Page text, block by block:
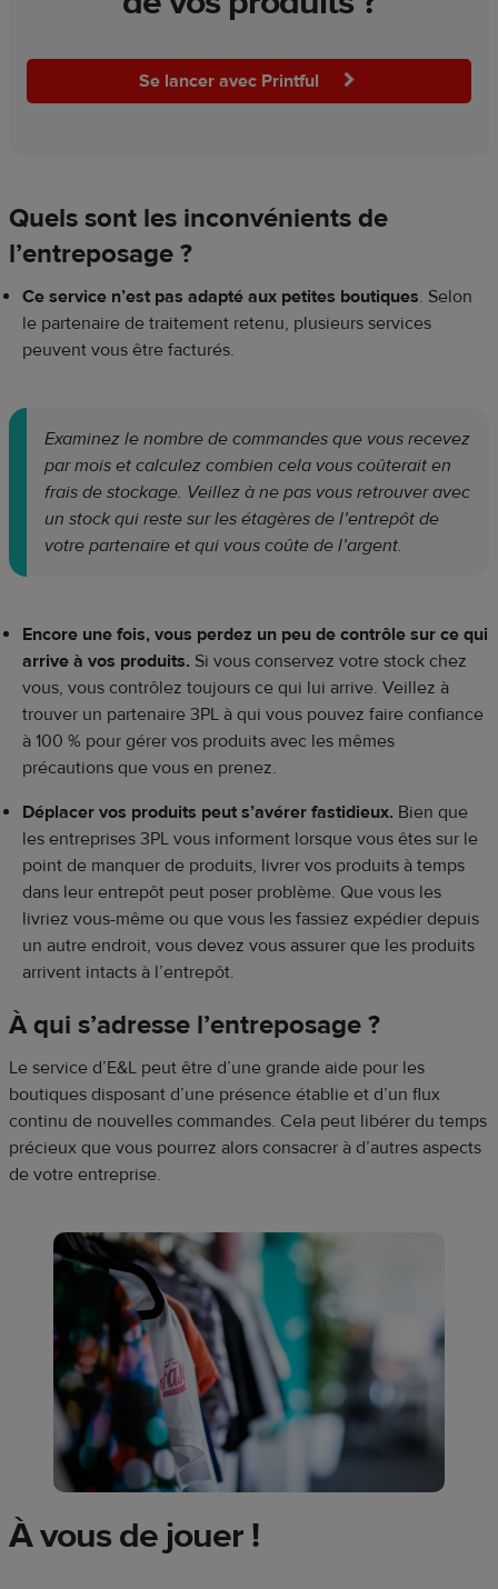
Se lancer avec Printful
Quels sont les inconvénients de
l’entreposage ?
Ce service n’est pas adapté aux petites boutiques. Selon
le partenaire de traitement retenu, plusieurs services
peuvent vous être facturés.
Examinez le nombre de commandes que vous recevez
par mois et calculez combien cela vous coûterait en
frais de stockage. Veillez à ne pas vous retrouver avec
un stock qui reste sur les étagères de l’entrepôt de
votre partenaire et qui vous coûte de l’argent.
Encore une fois, vous perdez un peu de contrôle sur ce qui
arrive à vos produits. Si vous conservez votre stock chez
vous, vous contrôlez toujours ce qui lui arrive. Veillez à
trouver un partenaire 3PL à qui vous pouvez faire confiance
à 100 % pour gérer vos produits avec les mêmes
précautions que vous en prenez.
Déplacer vos produits peut s’avérer fastidieux. Bien que
les entreprises 3PL vous informent lorsque vous êtes sur le
point de manquer de produits, livrer vos produits à temps
dans leur entrepôt peut poser problème. Que vous les
livriez vous-même ou que vous les fassiez expédier depuis
un autre endroit, vous devez vous assurer que les produits
arrivent intacts à l’entrepôt.
À qui s’adresse l’entreposage ?
Le service d’E&L peut être d’une grande aide pour les
boutiques disposant d’une présence établie et d’un flux
continu de nouvelles commandes. Cela peut libérer du temps
précieux que vous pourrez alors consacrer à d’autres aspects
de votre entreprise.
À vous de jouer !